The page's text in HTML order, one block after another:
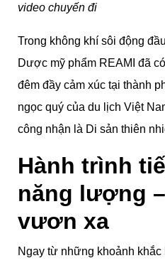
video chuyến đi
Trong không khí sôi động
Dược mỹ phẩm REAMI đã
đêm đầy cảm xúc tại thành
ngọc quý của du lịch Việt
công nhận là Di sản thiên
Hành trình
năng lượng
vươn xa
Ngay từ những khoảnh